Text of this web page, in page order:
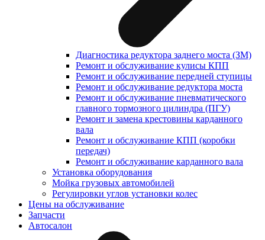
Диагностика редуктора заднего моста (ЗМ)
Ремонт и обслуживание кулисы КПП
Ремонт и обслуживание передней ступицы
Ремонт и обслуживание редуктора моста
Ремонт и обслуживание пневматического
главного тормозного цилиндра (ПГУ)
Ремонт и замена крестовины карданного
вала
Ремонт и обслуживание КПП (коробки
передач)
Ремонт и обслуживание карданного вала
Установка оборудования
Мойка грузовых автомобилей
Регулировки углов установки колес
Цены на обслуживание
Запчасти
Автосалон